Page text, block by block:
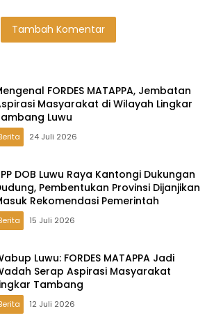
Kegiatan Donor
Darah
PT Masmindo di
Tambah Komentar
FORDES MATAPPA, Jembatan
Masyarakat di Wilayah Lingkar
Luwu
24 Juli 2026
DOB Luwu Raya Kantongi Dukungan
Pembentukan Provinsi Dijanjikan
Rekomendasi Pemerintah
15 Juli 2026
Luwu: FORDES MATAPPA Jadi
Serap Aspirasi Masyarakat
Tambang
12 Juli 2026